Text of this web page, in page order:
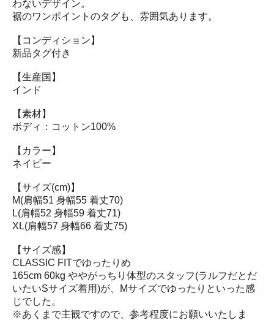
わないデザイン。
裾のワンポイントのタグも、雰囲気あります。
【コンディション】
新品タグ付き
【生産国】
インド
【素材】
ボディ：コットン100%
【カラー】
ネイビー
【サイズ(cm)】
M(肩幅51 身幅55 着丈70)
L(肩幅52 身幅59 着丈71)
XL(肩幅57 身幅66 着丈75)
【サイズ感】
CLASSIC FITでゆったりめ
165cm 60kg ややがっちり体型のスタッフ(ラルフだとだ
いたいSサイズ着用)が、Mサイズでゆったりといった感
じでした。
※あくまで主観ですので、参考程度にお願いいたしま